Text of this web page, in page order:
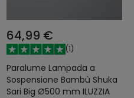
64,99 €
(1)
Paralume Lampada a
Sospensione Bambù Shuka
Sari Big Ø500 mm ILUZZIA